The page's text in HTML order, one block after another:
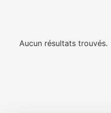
Aucun résultats trouvés.